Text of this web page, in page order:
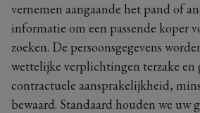
vernemen aangaande het pand of
informatie om een passende koper
zoeken. De persoonsgegevens
wettelijke verplichtingen terzake en
contractuele aansprakelijkheid,
bewaard. Standaard houden we uw